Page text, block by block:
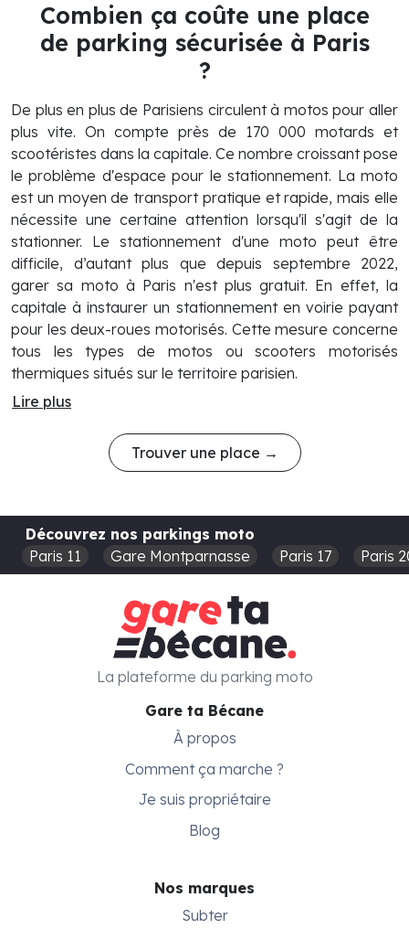
Combien ça coûte une place
de parking sécurisée à Paris
?
De plus en plus de Parisiens circulent à motos pour aller
plus vite. On compte près de 170 000 motards et
scootéristes dans la capitale. Ce nombre croissant pose
le problème d'espace pour le stationnement. La moto
est un moyen de transport pratique et rapide, mais elle
nécessite une certaine attention lorsqu'il s'agit de la
stationner. Le stationnement d'une moto peut être
difficile, d’autant plus que depuis septembre 2022,
garer sa moto à Paris n'est plus gratuit. En effet, la
capitale à instaurer un stationnement en voirie payant
pour les deux-roues motorisés. Cette mesure concerne
tous les types de motos ou scooters motorisés
thermiques situés sur le territoire parisien.
Lire plus
Trouver une place →
Découvrez nos parkings moto
Paris 11
Gare Montparnasse Paris 17 Paris
Gare ta Bécane
À propos
Comment ça marche ?
Je suis propriétaire
Blog
Nos marques
Subter
La plateforme du parking moto